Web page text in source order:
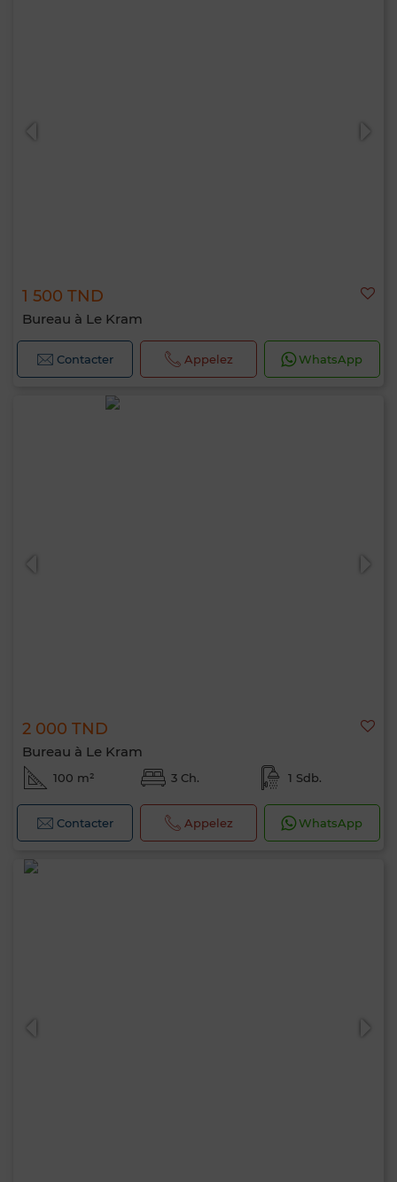
1 500 TND
Bureau à Le Kram
Contacter Appelez WhatsApp
2 000 TND
Bureau à Le Kram
100 m² 3 Ch. 1 Sdb.
Contacter Appelez WhatsApp